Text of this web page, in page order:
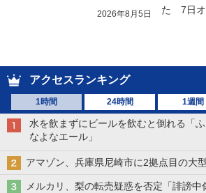
2026年8月5日
た　7日
アクセスランキング
1時間 24時間 1週間
水を飲まずにビールを飲むと倒れる「
なよなエール」
アマゾン、兵庫県尼崎市に2拠点目の
メルカリ、梨の転売疑惑を否定「誹謗